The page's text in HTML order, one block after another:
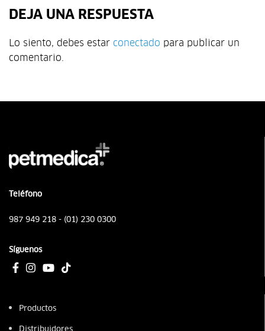
DEJA UNA RESPUESTA
Lo siento, debes estar conectado para publicar un
comentario.
Teléfono
987 949 218 - (01) 230 0300
Síguenos
Productos
Distribuidores